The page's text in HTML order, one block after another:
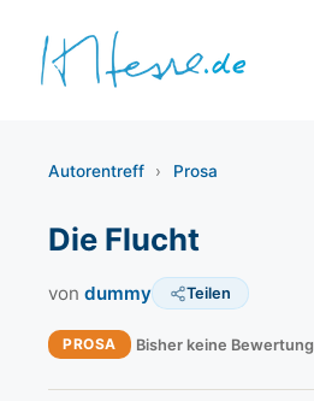
Inhalt
springen
Autorentreff › Prosa
Die Flucht
von dummy Teilen
PROSA Bisher keine Bewertung